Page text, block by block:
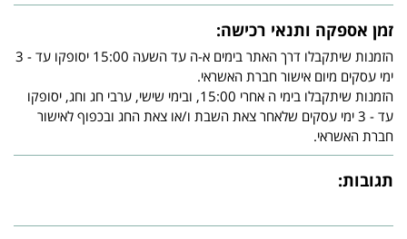
זמן אספקה ותנאי רכישה:
הזמנות שיתקבלו דרך האתר בימים א-ה עד השעה 15:00 יסופקו עד - 3
ימי עסקים מיום אישור חברת האשראי.
הזמנות שיתקבלו בימי ה אחרי 15:00, ובימי שישי, ערבי חג וחג, יסופקו
עד - 3 ימי עסקים שלאחר צאת השבת ו/או צאת החג ובכפוף לאישור
חברת האשראי.
תגובות: